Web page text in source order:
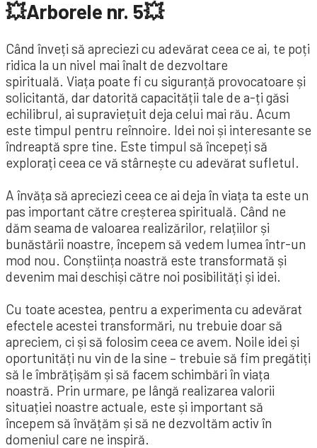
💥Arborele nr. 5💥
Când înveți să apreciezi cu adevărat ceea ce ai, te poți
ridica la un nivel mai înalt de dezvoltare
spirituală. Viața poate fi cu siguranță provocatoare și
solicitantă, dar datorită capacității tale de a-ți găsi
echilibrul, ai supraviețuit deja celui mai rău. Acum
este timpul pentru reînnoire. Idei noi și interesante se
îndreaptă spre tine. Este timpul să începeți să
explorați ceea ce vă stârnește cu adevărat sufletul.
A învăța să apreciezi ceea ce ai deja în viața ta este un
pas important către creșterea spirituală. Când ne
dăm seama de valoarea realizărilor, relațiilor și
bunăstării noastre, începem să vedem lumea într-un
mod nou. Conștiința noastră este transformată și
devenim mai deschiși către noi posibilități și idei.
Cu toate acestea, pentru a experimenta cu adevărat
efectele acestei transformări, nu trebuie doar să
apreciem, ci și să folosim ceea ce avem. Noile idei și
oportunități nu vin de la sine – trebuie să fim pregătiți
să le îmbrățișăm și să facem schimbări în viața
noastră. Prin urmare, pe lângă realizarea valorii
situației noastre actuale, este și important să
începem să învățăm și să ne dezvoltăm activ în
domeniul care ne inspiră.